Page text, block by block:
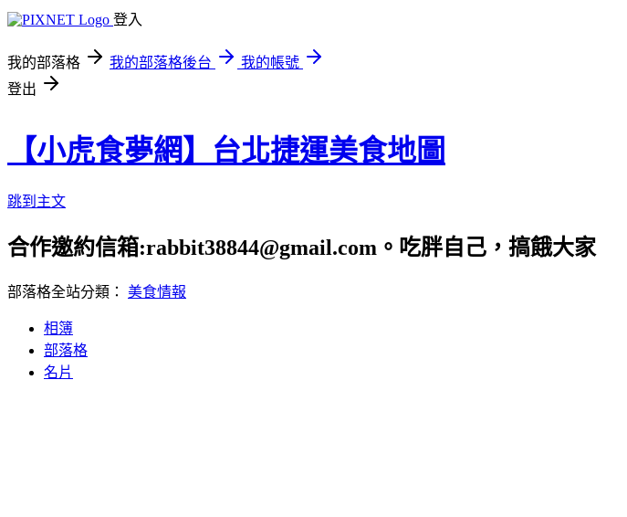
登入
我的部落格 我的部落格後台
我的帳號
登出
【小虎食夢網】台北捷運美食地圖
跳到主文
合作邀約信箱:rabbit38844@gmail.com。吃胖自己，搞餓大家
部落格全站分類： 美食情報
相簿
部落格
名片